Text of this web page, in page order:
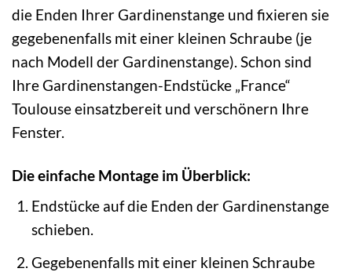
die Enden Ihrer Gardinenstange und fixieren sie
gegebenenfalls mit einer kleinen Schraube (je
nach Modell der Gardinenstange). Schon sind
Ihre Gardinenstangen-Endstücke „France“
Toulouse einsatzbereit und verschönern Ihre
Fenster.
Die einfache Montage im Überblick:
Endstücke auf die Enden der Gardinenstange
schieben.
Gegebenenfalls mit einer kleinen Schraube